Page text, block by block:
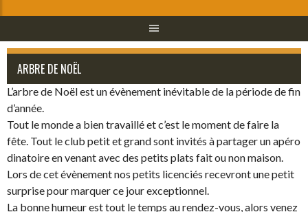
ARBRE DE NOËL
L’arbre de Noël est un évènement inévitable de la période de fin
d’année.
Tout le monde a bien travaillé et c’est le moment de faire la
fête. Tout le club petit et grand sont invités à partager un apéro
dinatoire en venant avec des petits plats fait ou non maison.
Lors de cet évènement nos petits licenciés recevront une petit
surprise pour marquer ce jour exceptionnel.
La bonne humeur est tout le temps au rendez-vous, alors venez